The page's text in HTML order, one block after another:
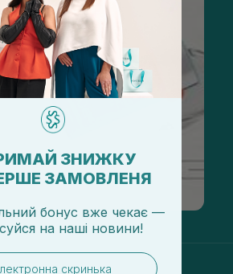
ЗНИЖКУ
ЗАМОВЛЕНЯ
бонус вже чекає —
на наші новини!